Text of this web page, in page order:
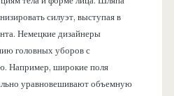
силуэт, выступая в
Немецкие дизайнеры
головных уборов с
Например, широкие поля
уравновешивают объемную